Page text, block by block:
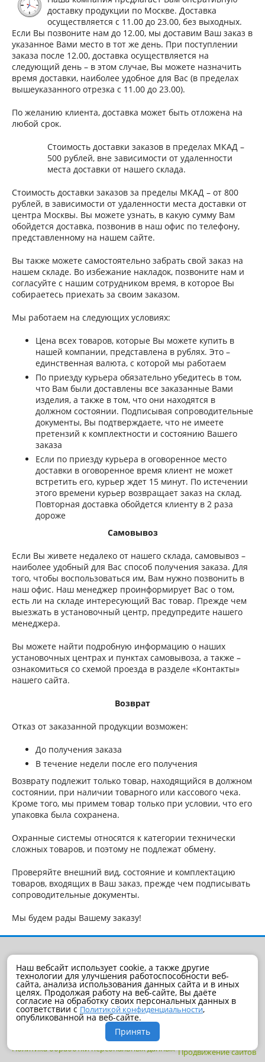
доставку продукции по Москве. Доставка
осуществляется с 11.00 до 23.00, без выходных.
Если Вы позвоните нам до 12.00, мы доставим Ваш заказ в
указанное Вами место в тот же день. При поступлении
заказа после 12.00, доставка осуществляется на
следующий день – в этом случае, Вы можете назначить
время доставки, наиболее удобное для Вас (в пределах
вышеуказанного отрезка с 11.00 до 23.00).
По желанию клиента, доставка может быть отложена на
любой срок.
Стоимость доставки заказов в пределах МКАД –
500 рублей, вне зависимости от удаленности
места доставки от нашего склада.
Стоимость доставки заказов за пределы МКАД – от 800
рублей, в зависимости от удаленности места доставки от
центра Москвы. Вы можете узнать, в какую сумму Вам
обойдется доставка, позвонив в наш офис по телефону,
представленному на нашем сайте.
Вы также можете самостоятельно забрать свой заказ на
нашем складе. Во избежание накладок, позвоните нам и
согласуйте с нашим сотрудником время, в которое Вы
собираетесь приехать за своим заказом.
Мы работаем на следующих условиях:
Цена всех товаров, которые Вы можете купить в
нашей компании, представлена в рублях. Это –
единственная валюта, с которой мы работаем
По приезду курьера обязательно убедитесь в том,
что Вам были доставлены все заказанные Вами
изделия, а также в том, что они находятся в
должном состоянии. Подписывая сопроводительные
документы, Вы подтверждаете, что не имеете
претензий к комплектности и состоянию Вашего
заказа
Если по приезду курьера в оговоренное место
доставки в оговоренное время клиент не может
встретить его, курьер ждет 15 минут. По истечении
этого времени курьер возвращает заказ на склад.
Повторная доставка обойдется клиенту в 2 раза
дороже
Самовывоз
Если Вы живете недалеко от нашего склада, самовывоз –
наиболее удобный для Вас способ получения заказа. Для
того, чтобы воспользоваться им, Вам нужно позвонить в
наш офис. Наш менеджер проинформирует Вас о том,
есть ли на складе интересующий Вас товар. Прежде чем
выезжать в установочный центр, предупредите нашего
менеджера.
Вы можете найти подробную информацию о наших
установочных центрах и пунктах самовывоза, а также –
ознакомиться со схемой проезда в разделе «Контакты»
нашего сайта.
Возврат
Отказ от заказанной продукции возможен:
До получения заказа
В течение недели после его получения
Возврату подлежит только товар, находящийся в должном
состоянии, при наличии товарного или кассового чека.
Кроме того, мы примем товар только при условии, что его
упаковка была сохранена.
Охранные системы относятся к категории технически
сложных товаров, и поэтому не подлежат обмену.
Проверяйте внешний вид, состояние и комплектацию
товаров, входящих в Ваш заказ, прежде чем подписывать
сопроводительные документы.
Мы будем рады Вашему заказу!
2014-2026
© Сертифицированный установочный
Политика обработки персональных данных Продвижение сайтов
Наш вебсайт использует cookie, а также другие
технологии для улучшения работоспособности веб-
сайта, анализа использования данных сайта и в иных
целях. Продолжая работу на веб-сайте, Вы даёте
согласие на обработку своих персональных данных в
соответствии с Политикой конфиденциальности,
опубликованной на веб-сайте.
Принять